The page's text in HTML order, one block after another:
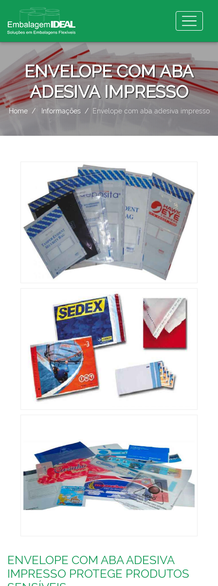
ENVELOPE COM ABA
ADESIVA IMPRESSO
Home Informações Envelope com aba adesiva impresso
ENVELOPE COM ABA ADESIVA
IMPRESSO PROTEGE PRODUTOS